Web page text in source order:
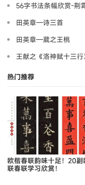
56字书法条幅欣赏-荆
田英章—诗三首
田英章—葳之王桃
王献之《洛神赋十三
热门推荐
欧楷春联韵味十足！20副
联春联学习欣赏！